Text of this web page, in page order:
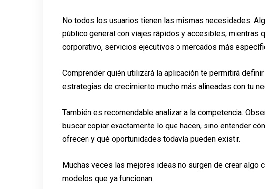
No todos los usuarios tienen las mismas necesidades.
público general con viajes rápidos y accesibles, mientras
corporativo, servicios ejecutivos o mercados más
Comprender quién utilizará la aplicación te permitirá
estrategias de crecimiento mucho más alineadas con tu
También es recomendable analizar a la competencia.
buscar copiar exactamente lo que hacen, sino entender
ofrecen y qué oportunidades todavía pueden existir.
Muchas veces las mejores ideas no surgen de crear algo
modelos que ya funcionan.